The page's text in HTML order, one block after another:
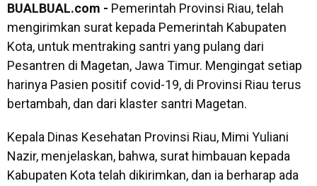
BUALBUAL.com - Pemerintah Provinsi Riau, telah
mengirimkan surat kepada Pemerintah Kabupaten
Kota, untuk mentraking santri yang pulang dari
Pesantren di Magetan, Jawa Timur. Mengingat setiap
harinya Pasien positif covid-19, di Provinsi Riau terus
bertambah, dan dari klaster santri Magetan.
Kepala Dinas Kesehatan Provinsi Riau, Mimi Yuliani
Nazir, menjelaskan, bahwa, surat himbauan kepada
Kabupaten Kota telah dikirimkan, dan ia berharap ada